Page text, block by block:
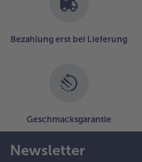
Bezahlung erst bei Lieferung
Geschmacksgarantie
Newsletter